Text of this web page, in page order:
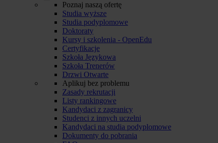
Poznaj naszą ofertę
Studia wyższe
Studia podyplomowe
Doktoraty
Kursy i szkolenia - OpenEdu
Certyfikacje
Szkoła Językowa
Szkoła Trenerów
Drzwi Otwarte
Aplikuj bez problemu
Zasady rekrutacji
Listy rankingowe
Kandydaci z zagranicy
Studenci z innych uczelni
Kandydaci na studia podyplomowe
Dokumenty do pobrania